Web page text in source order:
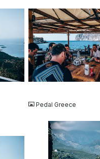
JPG
Pedal Greece